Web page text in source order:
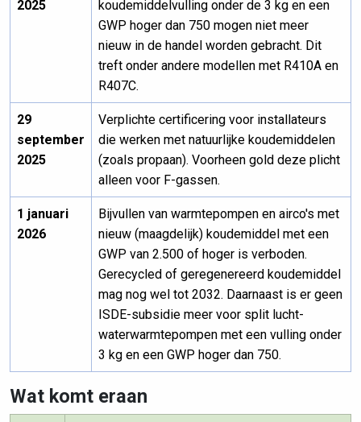
2025
koudemiddelvulling onder de 3 kg en een
GWP hoger dan 750 mogen niet meer
nieuw in de handel worden gebracht. Dit
treft onder andere modellen met R410A en
R407C.
29
september
2025
Verplichte certificering voor installateurs
die werken met natuurlijke koudemiddelen
(zoals propaan). Voorheen gold deze plicht
alleen voor F-gassen.
1 januari
2026
Bijvullen van warmtepompen en airco's met
nieuw (maagdelijk) koudemiddel met een
GWP van 2.500 of hoger is verboden.
Gerecycled of geregenereerd koudemiddel
mag nog wel tot 2032. Daarnaast is er geen
ISDE-subsidie meer voor split lucht-
waterwarmtepompen met een vulling onder
3 kg en een GWP hoger dan 750.
Wat komt eraan